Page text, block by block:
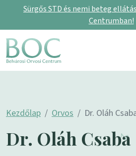
Sürgős STD és nemi beteg
Centrumban!
Skip to content
Main Navigation
Kezdőlap Orvos Dr. Oláh
Dr. Oláh Csaba